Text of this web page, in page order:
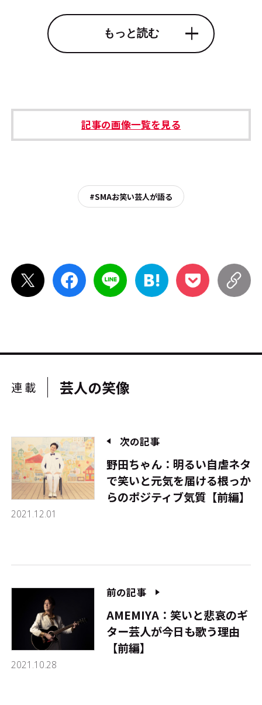
もっと読む
記事の画像一覧を見る
#SMAお笑い芸人が語る
連載 芸人の笑像
2021.12.01
次の記事
野田ちゃん：明るい自虐ネタ
で笑いと元気を届ける根っか
らのポジティブ気質【前編】
2021.10.28
前の記事
AMEMIYA：笑いと悲哀のギ
ター芸人が今日も歌う理由
【前編】